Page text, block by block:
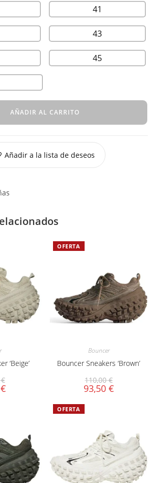
41
43
45
AÑADIR AL CARRITO
Añadir a la lista de deseos
‘Beige’
€
€
OFERTA
Bouncer
Bouncer Sneakers ‘Brown’
110,00€
93,50 €
OFERTA